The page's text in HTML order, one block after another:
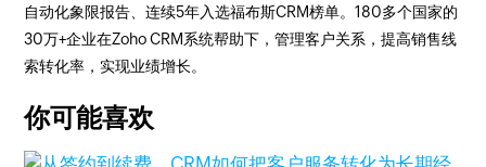
自动化象限报告、连续5年入选福布斯CRM榜单。180多个国家的
30万+企业在Zoho CRM系统帮助下，管理客户关系，提高销售线
索转化率，实现业绩增长。
你可能喜欢